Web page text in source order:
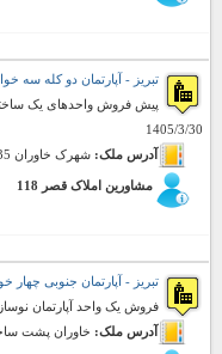
تبریز - آپارتمان دو کله سه خواب به متراژ
1405/3/30
آدرس ملک: شهرک خاوران 35 متری اصلی
مشاورین املاک قصر 118
تبریز - آپارتمان جنوبی چهار خواب به متراژ
فروش یک واحد آپارتمان
آدرس ملک: خاوران پشت